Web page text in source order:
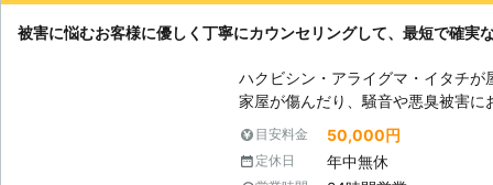
被害に悩むお客様に優しく丁寧にカウンセリングして、最短で確実
ハクビシン・アライグマ・イタチ
家屋が傷んだり、騒音や悪臭被害
しておくと、家屋が傷んでしまい
る感染症や寄生しているダニやノ
「今まで費用をかけて対策したも
目安料金 50,000円
定休日 年中無休